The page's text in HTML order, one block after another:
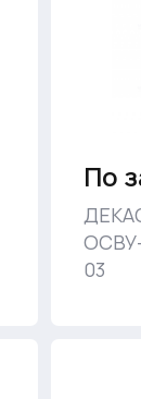
По
03